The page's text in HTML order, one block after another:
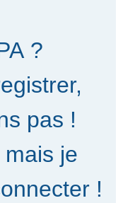
?
pas !
je
!